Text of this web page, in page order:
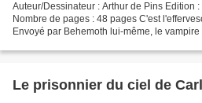
Auteur/Dessinateur : Arthur de Pins Edition
Nombre de pages : 48 pages C'est
Envoyé par Behemoth lui-même, le
Le prisonnier du ciel de